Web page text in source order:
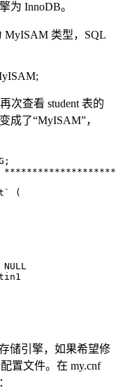
为 InnoDB。
MyISAM 类型，SQL
次查看 student 表的
成了“MyISAM”，
(
NULL
储引擎，如果希望修
置文件。在 my.cnf